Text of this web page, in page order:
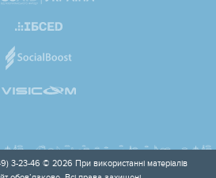
3-23-46 © 2026 При використанні матеріалів